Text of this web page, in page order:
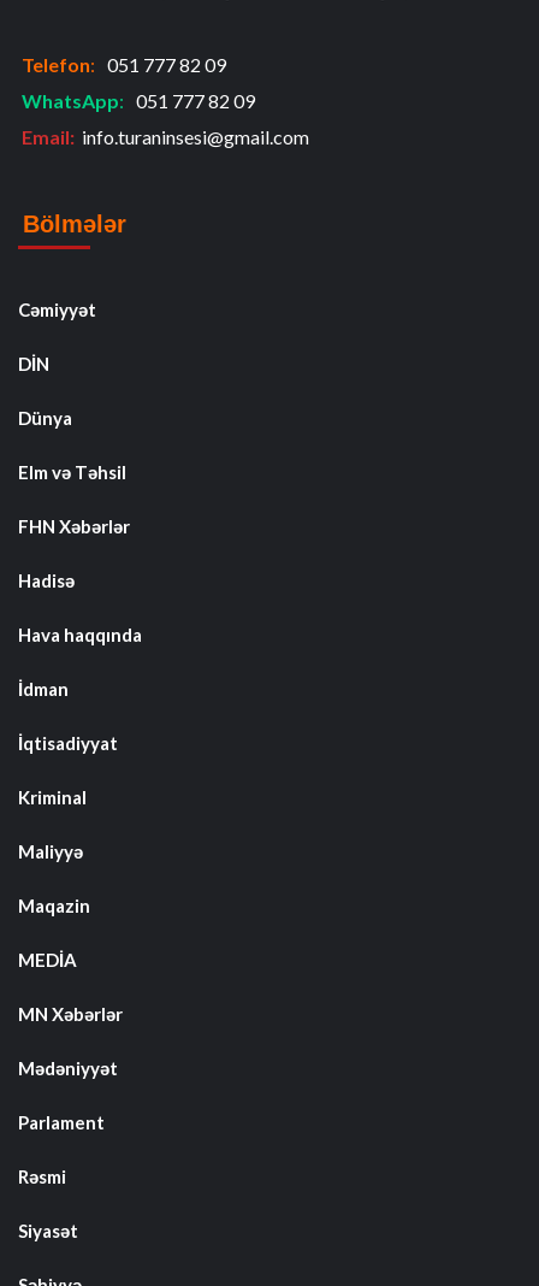
Telefon: 051 777 82 09
WhatsApp: 051 777 82 09
Email: info.turaninsesi@gmail.com
Bölmələr
Cəmiyyət
DİN
Dünya
Elm və Təhsil
FHN Xəbərlər
Hadisə
Hava haqqında
İdman
İqtisadiyyat
Kriminal
Maliyyə
Maqazin
MEDİA
MN Xəbərlər
Mədəniyyət
Parlament
Rəsmi
Siyasət